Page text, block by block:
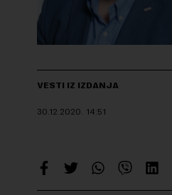
VESTI IZ IZDANJA
30.12.2020. 14:51